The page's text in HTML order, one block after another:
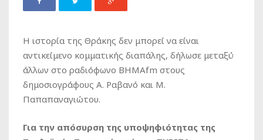
Η ιστορία της Θράκης δεν μπορεί να είναι
αντικείμενο κομματικής διαπάλης, δήλωσε μεταξύ
άλλων στο ραδιόφωνο ΒΗΜΑfm στους
δημοσιογράφους Α. Ραβανό και Μ.
Παπαπαναγιώτου.
Για την απόσυρση της υποψηφιότητας της